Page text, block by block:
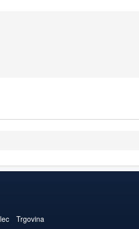
Trgovina